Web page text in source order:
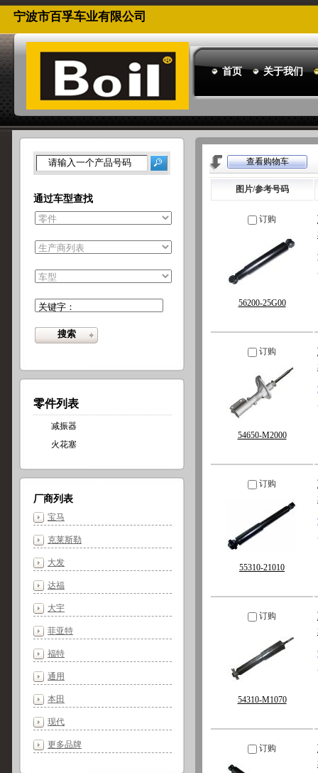
宁波市百孚车业有限公司
首页 关于我们
查看购物车
图片/参考号码
订购
56200-25G00
订购
54650-M2000
订购
55310-21010
订购
54310-M1070
订购
请输入一个产品号码
通过车型查找
关键字：
零件列表
减振器
火花塞
厂商列表
宝马
克莱斯勒
大发
达福
大宇
菲亚特
福特
通用
本田
现代
更多品牌